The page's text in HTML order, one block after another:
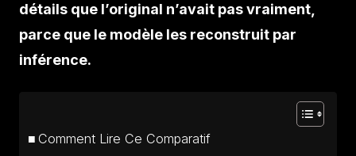
détails que l’original n’avait pas vraiment,
parce que le modèle les reconstruit par
inférence.
Comment Lire Ce Comparatif